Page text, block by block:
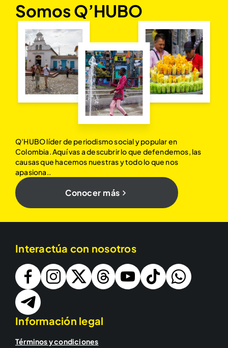
Somos Q’HUBO
Q’HUBO líder de periodismo social y popular en
Colombia. Aquí vas a descubrir lo que defendemos, las
causas que hacemos nuestras y todo lo que nos
apasiona..
Conocer más
Interactúa con nosotros
Información legal
Términos y condiciones